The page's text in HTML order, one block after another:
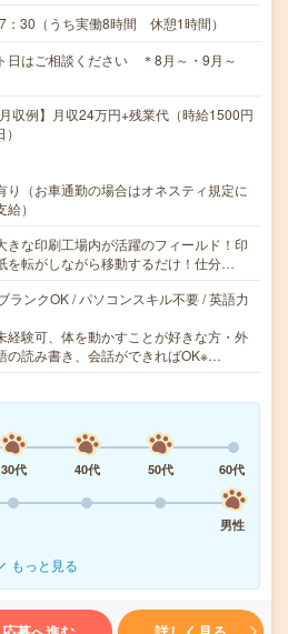
：30（うち実働8時間 休憩1時間）
はご相談ください ＊8月～・9月～
例】月収24万円+残業代（時給1500円
り（お車通勤の場合はオネスティ規定に
）
きな印刷工場内が活躍のフィールド！印
を転がしながら移動するだけ！仕分…
ランクOK / パソコンスキル不要 / 英語力
経験可、体を動かすことが好きな方・外
の読み書き、会話ができればOK※…
30代 40代 50代
60代
男性
もっと見る